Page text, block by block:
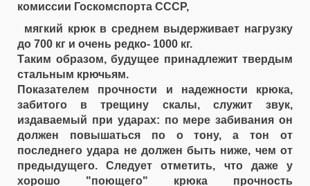
комиссии Госкомспорта СССР,
мягкий крюк в среднем выдерживает нагрузку
до 700 кг и очень редко- 1000 кг.
Таким образом, будущее принадлежит твердым
стальным крючьям.
Показателем прочности и надежности крюка,
забитого в трещину скалы, служит звук,
издаваемый при ударах: по мере забивания он
должен повышаться по o тону, а тон от
последнего удара не должен быть ниже, чем от
предыдущего. Следует отметить, что даже у
хорошо "поющего" крюка прочность